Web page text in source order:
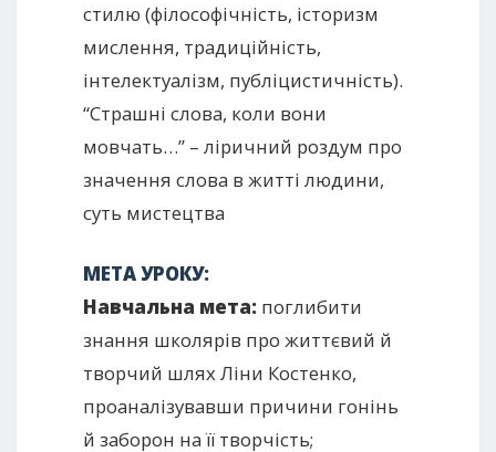
стилю (філософічність, історизм
мислення, традиційність,
інтелектуалізм, публіцистичність).
“Страшні слова, коли вони
мовчать…” – ліричний роздум про
значення слова в житті людини,
суть мистецтва
МЕТА УРОКУ:
Навчальна мета: поглибити
знання школярів про життєвий й
творчий шлях Ліни Костенко,
проаналізувавши причини гонінь
й заборон на її творчість;